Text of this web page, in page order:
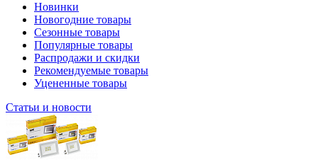
Новинки
Новогодние товары
Сезонные товары
Популярные товары
Распродажи и скидки
Рекомендуемые товары
Уцененные товары
Статьи и новости